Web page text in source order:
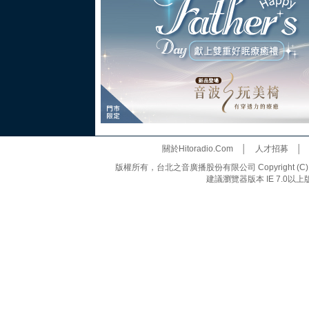
關於Hitoradio.Com│ 人才招募
版權所有，台北之音廣播股份有限公司 Copyright
建議瀏覽器版本 IE 7.0以上